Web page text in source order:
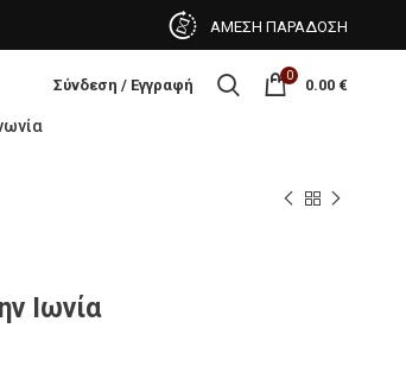
ΑΜΕΣΗ ΠΑΡΑΔΟΣΗ
Σύνδεση / Εγγραφή 0 0.00 €
Ιωνία